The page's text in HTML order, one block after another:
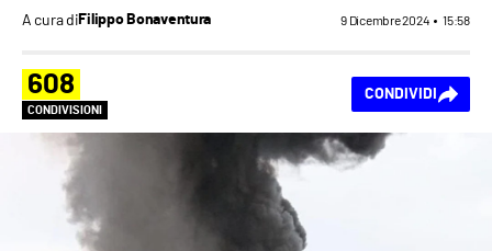
A cura diFilippo Bonaventura 9 Dicembre 2024 15:58
608
CONDIVISIONI
CONDIVIDI